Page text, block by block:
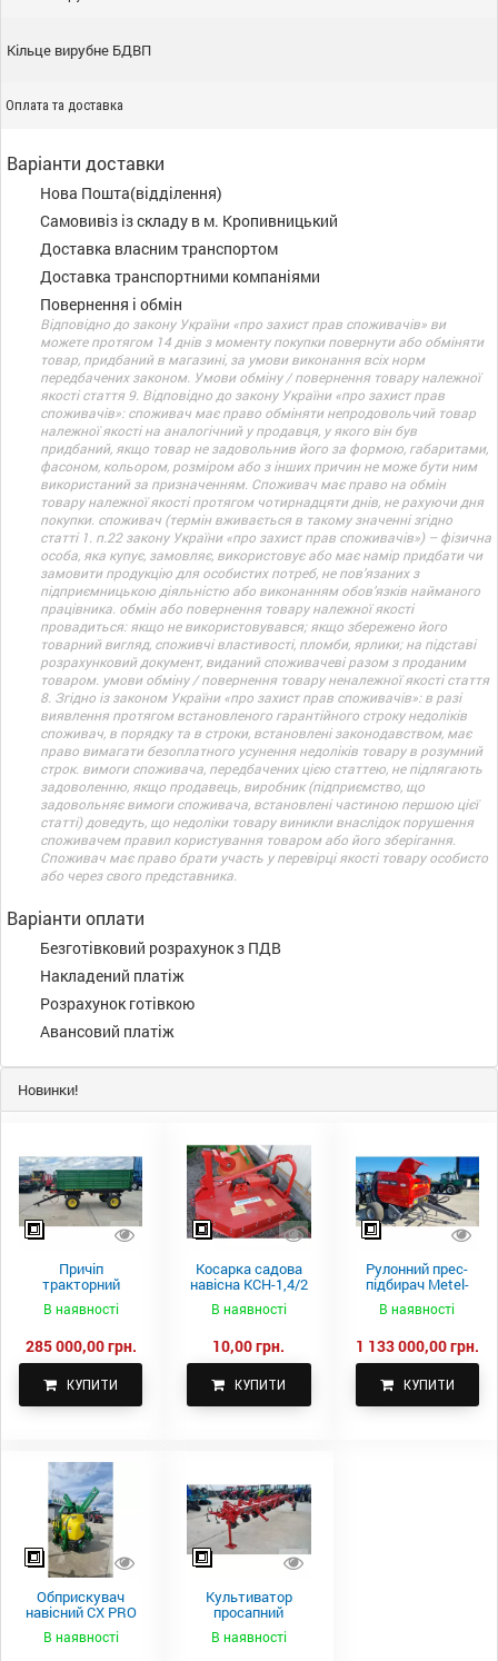
Кільце вирубне БДВП
Оплата та доставка
Варіанти доставки
Нова Пошта(відділення)
Самовивіз із складу в м. Кропивницький
Доставка власним транспортом
Доставка транспортними компаніями
Повернення і обмін
Відповідно до закону України «про захист прав споживачів» ви
можете протягом 14 днів з моменту покупки повернути або обміняти
товар, придбаний в магазині, за умови виконання всіх норм
передбачених законом. Умови обміну / повернення товару належної
якості стаття 9. Відповідно до закону України «про захист прав
споживачів»: споживач має право обміняти непродовольчий товар
належної якості на аналогічний у продавця, у якого він був
придбаний, якщо товар не задовольнив його за формою, габаритами,
фасоном, кольором, розміром або з інших причин не може бути ним
використаний за призначенням. Споживач має право на обмін
товару належної якості протягом чотирнадцяти днів, не рахуючи дня
покупки. споживач (термін вживається в такому значенні згідно
статті 1. п.22 закону України «про захист прав споживачів») – фізична
особа, яка купує, замовляє, використовує або має намір придбати чи
замовити продукцію для особистих потреб, не пов’язаних з
підприємницькою діяльністю або виконанням обов’язків найманого
працівника. обмін або повернення товару належної якості
провадиться: якщо не використовувався; якщо збережено його
товарний вигляд, споживчі властивості, пломби, ярлики; на підставі
розрахунковий документ, виданий споживачеві разом з проданим
товаром. умови обміну / повернення товару неналежної якості стаття
8. Згідно із законом України «про захист прав споживачів»: в разі
виявлення протягом встановленого гарантійного строку недоліків
споживач, в порядку та в строки, встановлені законодавством, має
право вимагати безоплатного усунення недоліків товару в розумний
строк. вимоги споживача, передбачених цією статтею, не підлягають
задоволенню, якщо продавець, виробник (підприємство, що
задовольняє вимоги споживача, встановлені частиною першою цієї
статті) доведуть, що недоліки товару виникли внаслідок порушення
споживачем правил користування товаром або його зберігання.
Споживач має право брати участь у перевірці якості товару особисто
або через свого представника.
Варіанти оплати
Безготівковий розрахунок з ПДВ
Накладений платіж
Розрахунок готівкою
Авансовий платіж
Новинки!
Причіп
тракторний
самоскидний
Spike 2 ПТС-4
В наявності
285 000,00 грн.
КУПИТИ
Косарка садова
навісна КСН-1,4/2
В наявності
10,00 грн.
КУПИТИ
Рулонний прес-
підбирач Metel-
Fach Z 587
В наявності
1 133 000,00 грн.
КУПИТИ
Обприскувач
навісний CX PRO
В наявності
Культиватор
просапний
КПН-5,6-05
В наявності